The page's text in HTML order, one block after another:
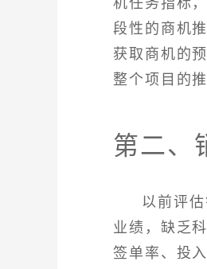
机任务指标
段性的商机
获取商机的
整个项目的
第二、
以前评
业绩，缺乏
签单率、投